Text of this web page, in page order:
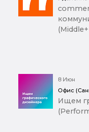
8 Июн
Офис
Ищем